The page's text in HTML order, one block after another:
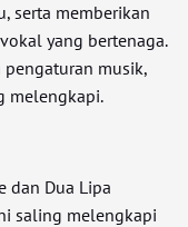
serta memberikan
yang bertenaga.
musik,
melengkapi.
dan Dua Lipa
saling melengkapi